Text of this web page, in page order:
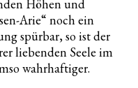
Höhen und
Arie“ noch ein
spürbar, so ist der
liebenden Seele im
wahrhaftiger.